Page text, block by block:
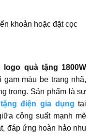
khoản hoặc đặt cọc
quà tặng 1800W
màu be trang nhã,
trọng. Sản phẩm là sự
điện gia dụng tại
công suất mạnh mẽ
đáp ứng hoàn hảo nhu